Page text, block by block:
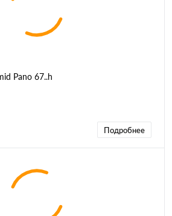
Pano 67..h
Подробнее